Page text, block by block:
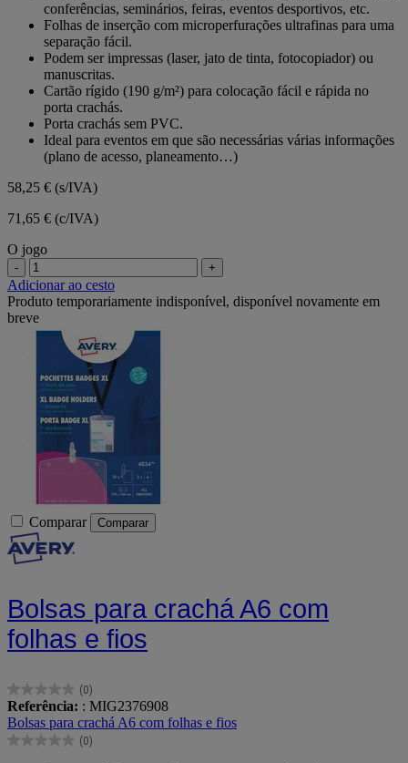
estrelas.
conferências, seminários, feiras, eventos desportivos, etc.
Folhas de inserção com microperfurações ultrafinas para uma
separação fácil.
Podem ser impressas (laser, jato de tinta, fotocopiador) ou
manuscritas.
Cartão rígido (190 g/m²) para colocação fácil e rápida no
porta crachás.
Porta crachás sem PVC.
Ideal para eventos em que são necessárias várias informações
(plano de acesso, planeamento…)
58,25 € (s/IVA)
71,65 € (c/IVA)
O jogo
- +
Adicionar ao cesto
Produto temporariamente indisponível, disponível novamente em
breve
Comparar Comparar
Bolsas para crachá A6 com
folhas e fios
(0)
0.0
em
5
estrelas.
Referência: : MIG2376908
Bolsas para crachá A6 com folhas e fios
(0)
0.0